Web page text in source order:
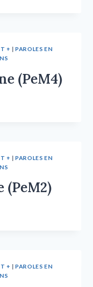
+ | PAROLES EN
(PeM4)
+ | PAROLES EN
(PeM2)
+ | PAROLES EN